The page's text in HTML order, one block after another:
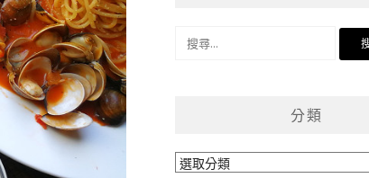
分類
分